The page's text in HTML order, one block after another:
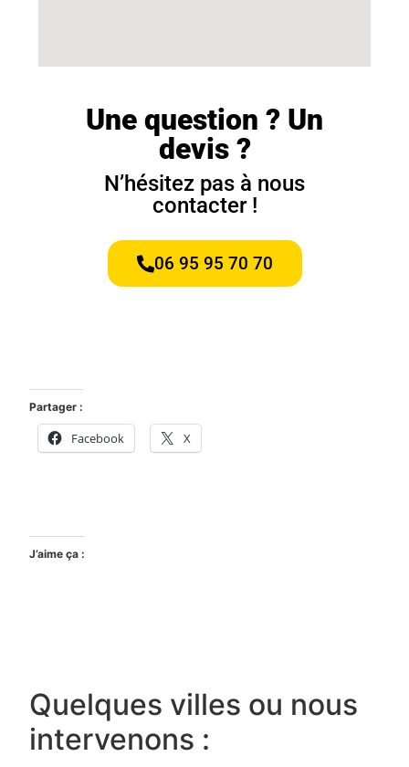
Une question ? Un
devis ?
N’hésitez pas à nous
contacter !
06 95 95 70 70
Partager :
Facebook X
J’aime ça :
Quelques villes ou nous
intervenons :